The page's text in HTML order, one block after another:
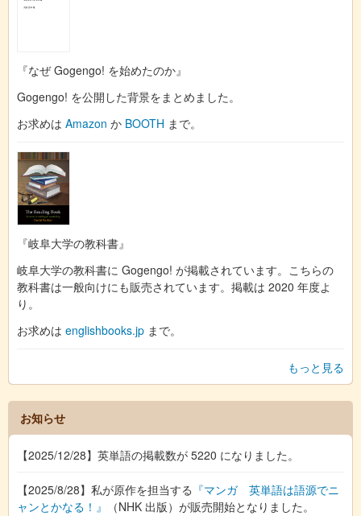
『なぜ Gogengo! を始めたのか』
Gogengo! を公開した背景をまとめました。
お求めは Amazon か BOOTH まで。
『岐阜大学の教科書』
岐阜大学の教科書に Gogengo! が掲載されています。こちらの
教科書は一般向けにも販売されています。掲載は 2020 年度よ
り。
お求めは englishbooks.jp まで。
もっと見る
お知らせ
【2025/12/28】英単語の掲載数が 5220 になりました。
【2025/8/28】私が原作を担当する 『マンガ 英単語は語源でニ
ャンとかなる！』
（NHK 出版）が販売開始となりました。